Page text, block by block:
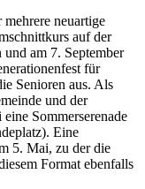
mehrere neuartige
auf der
und am 7. September
für
Senioren aus. Als
und der
Sommerserenade
Eine
5. Mai, zu der die
Format ebenfalls